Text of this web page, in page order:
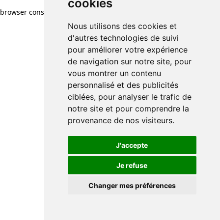
cookies
Nous utilisons des cookies et
d'autres technologies de suivi
pour améliorer votre expérience
de navigation sur notre site, pour
vous montrer un contenu
personnalisé et des publicités
ciblées, pour analyser le trafic de
notre site et pour comprendre la
provenance de nos visiteurs.
J'accepte
Je refuse
Changer mes préférences
browser console for more information)